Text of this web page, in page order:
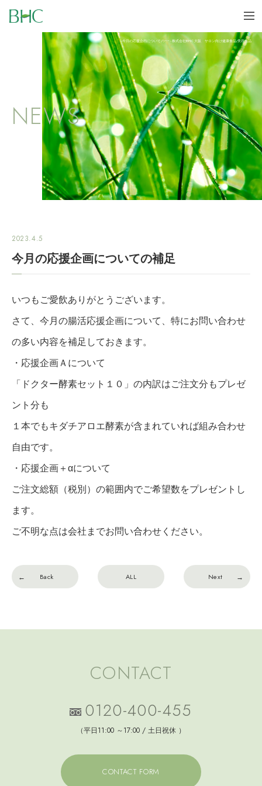
今月の応援企画についての･･･ - 株式会社BHC 大阪 サロン向け健康食品/美容食品
NEWS
2023.4.5
今月の応援企画についての補足
いつもご愛飲ありがとうございます。
さて、今月の腸活応援企画について、特にお問い合わせ
の多い内容を補足しておきます。
・応援企画Ａについて
「ドクター酵素セット１０」の内訳はご注文分もプレゼ
ント分も
１本でもキダチアロエ酵素が含まれていれば組み合わせ
自由です。
・応援企画＋αについて
ご注文総額（税別）の範囲内でご希望数をプレゼントし
ます。
ご不明な点は会社までお問い合わせください。
Back ALL Next
CONTACT
0120-400-455
（平日11:00 ～17:00 / 土日祝休 ）
CONTACT FORM